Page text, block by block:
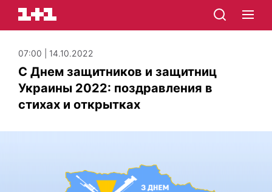
07:00 | 14.10.2022
С Днем защитников и защитниц
Украины 2022: поздравления в
стихах и открытках